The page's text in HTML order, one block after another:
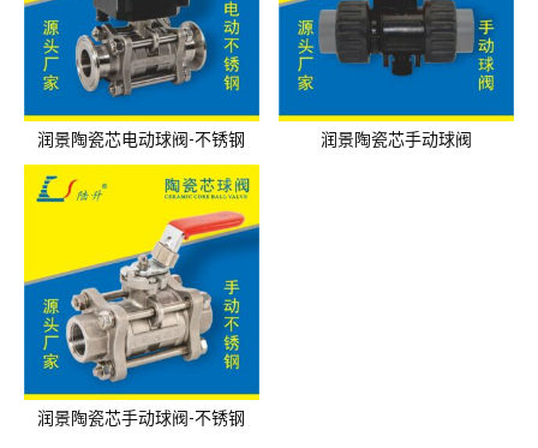
润景陶瓷芯电动球阀-不锈钢 润景陶瓷芯手动球阀
润景陶瓷芯手动球阀-不锈钢